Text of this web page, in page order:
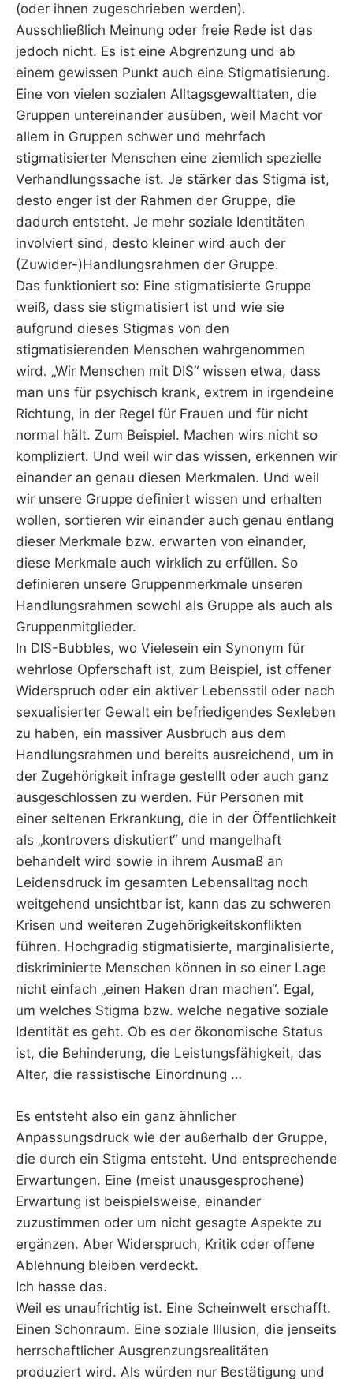
(oder ihnen zugeschrieben werden).
Ausschließlich Meinung oder freie Rede ist das
jedoch nicht. Es ist eine Abgrenzung und ab
einem gewissen Punkt auch eine Stigmatisierung.
Eine von vielen sozialen Alltagsgewalttaten, die
Gruppen untereinander ausüben, weil Macht vor
allem in Gruppen schwer und mehrfach
stigmatisierter Menschen eine ziemlich spezielle
Verhandlungssache ist. Je stärker das Stigma ist,
desto enger ist der Rahmen der Gruppe, die
dadurch entsteht. Je mehr soziale Identitäten
involviert sind, desto kleiner wird auch der
(Zuwider-)Handlungsrahmen der Gruppe.
Das funktioniert so: Eine stigmatisierte Gruppe
weiß, dass sie stigmatisiert ist und wie sie
aufgrund dieses Stigmas von den
stigmatisierenden Menschen wahrgenommen
wird. „Wir Menschen mit DIS“ wissen etwa, dass
man uns für psychisch krank, extrem in irgendeine
Richtung, in der Regel für Frauen und für nicht
normal hält. Zum Beispiel. Machen wirs nicht so
kompliziert. Und weil wir das wissen, erkennen wir
einander an genau diesen Merkmalen. Und weil
wir unsere Gruppe definiert wissen und erhalten
wollen, sortieren wir einander auch genau entlang
dieser Merkmale bzw. erwarten von einander,
diese Merkmale auch wirklich zu erfüllen. So
definieren unsere Gruppenmerkmale unseren
Handlungsrahmen sowohl als Gruppe als auch als
Gruppenmitglieder.
In DIS-Bubbles, wo Vielesein ein Synonym für
wehrlose Opferschaft ist, zum Beispiel, ist offener
Widerspruch oder ein aktiver Lebensstil oder nach
sexualisierter Gewalt ein befriedigendes Sexleben
zu haben, ein massiver Ausbruch aus dem
Handlungsrahmen und bereits ausreichend, um in
der Zugehörigkeit infrage gestellt oder auch ganz
ausgeschlossen zu werden. Für Personen mit
einer seltenen Erkrankung, die in der Öffentlichkeit
als „kontrovers diskutiert“ und mangelhaft
behandelt wird sowie in ihrem Ausmaß an
Leidensdruck im gesamten Lebensalltag noch
weitgehend unsichtbar ist, kann das zu schweren
Krisen und weiteren Zugehörigkeitskonflikten
führen. Hochgradig stigmatisierte, marginalisierte,
diskriminierte Menschen können in so einer Lage
nicht einfach „einen Haken dran machen“. Egal,
um welches Stigma bzw. welche negative soziale
Identität es geht. Ob es der ökonomische Status
ist, die Behinderung, die Leistungsfähigkeit, das
Alter, die rassistische Einordnung …
Es entsteht also ein ganz ähnlicher
Anpassungsdruck wie der außerhalb der Gruppe,
die durch ein Stigma entsteht. Und entsprechende
Erwartungen. Eine (meist unausgesprochene)
Erwartung ist beispielsweise, einander
zuzustimmen oder um nicht gesagte Aspekte zu
ergänzen. Aber Widerspruch, Kritik oder offene
Ablehnung bleiben verdeckt.
Ich hasse das.
Weil es unaufrichtig ist. Eine Scheinwelt erschafft.
Einen Schonraum. Eine soziale Illusion, die jenseits
herrschaftlicher Ausgrenzungsrealitäten
produziert wird. Als würden nur Bestätigung und